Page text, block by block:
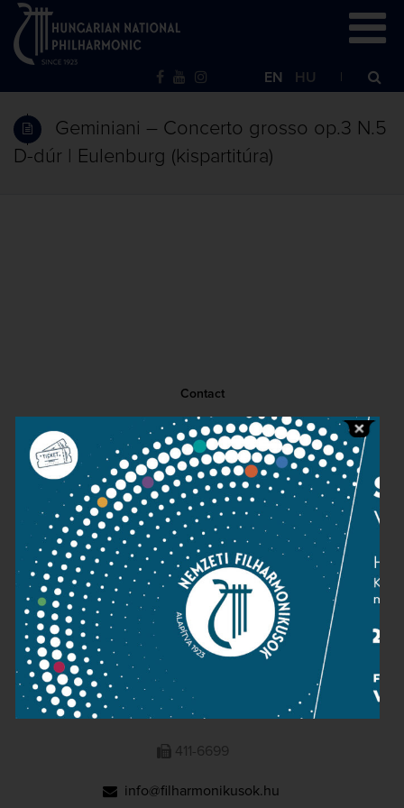
EN HU
Geminiani – Concerto grosso op.3 N.5
D-dúr | Eulenburg (kispartitúra)
Contact
Public information
Press room
Terms and privacy
Imprint
NATIONAL PHILHARMONIC
1095 Budapest, Komor Marcell u. 1. (Müpa)
411-6600
411-6699
info@filharmonikusok.hu